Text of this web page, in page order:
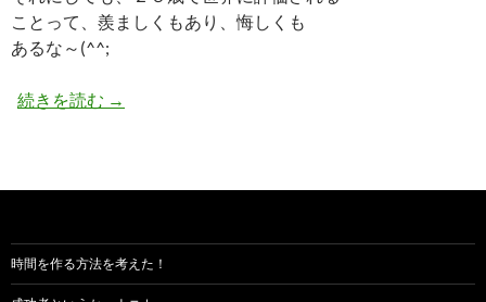
ことって、羨ましくもあり、悔しくも
あるな～(^^;
続きを読む 昌子源(ショウジ･ゲン)の出身中学や高校はどこ
→
時間を作る方法を考えた！